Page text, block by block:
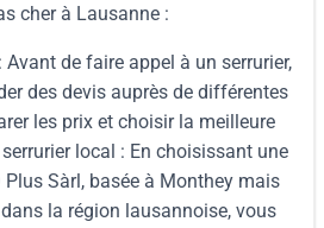
cher à Lausanne :
de faire appel à un serrurier,
des devis auprès de différentes
les prix et choisir la meilleure
local : En choisissant une
Sàrl, basée à Monthey mais
la région lausannoise, vous